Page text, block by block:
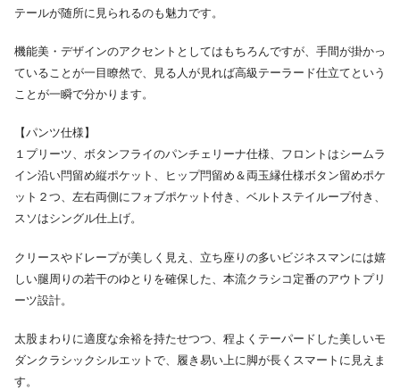
テールが随所に見られるのも魅力です。
機能美・デザインのアクセントとしてはもちろんですが、手間が掛かっ
ていることが一目瞭然で、見る人が見れば高級テーラード仕立てという
ことが一瞬で分かります。
【パンツ仕様】
１プリーツ、ボタンフライのパンチェリーナ仕様、フロントはシームラ
イン沿い閂留め縦ポケット、ヒップ閂留め＆両玉縁仕様ボタン留めポケ
ット２つ、左右両側にフォブポケット付き、ベルトステイループ付き、
スソはシングル仕上げ。
クリースやドレープが美しく見え、立ち座りの多いビジネスマンには嬉
しい腿周りの若干のゆとりを確保した、本流クラシコ定番のアウトプリ
ーツ設計。
太股まわりに適度な余裕を持たせつつ、程よくテーパードした美しいモ
ダンクラシックシルエットで、履き易い上に脚が長くスマートに見えま
す。